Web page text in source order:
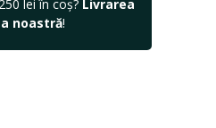
lei în coș? Livrarea
noastră!